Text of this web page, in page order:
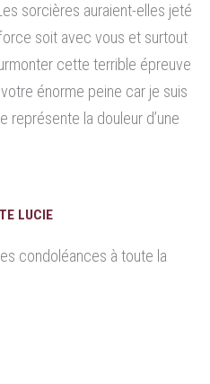
sorcières auraient-elles jeté
soit avec vous et surtout
cette terrible épreuve
énorme peine car je suis
représente la douleur d’une
LUCIE
condoléances à toute la